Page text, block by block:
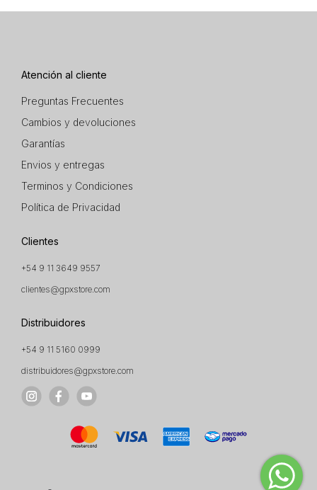
Atención al cliente
Preguntas Frecuentes
Cambios y devoluciones
Garantías
Envios y entregas
Terminos y Condiciones
Política de Privacidad
Clientes
+54 9 11 3649 9557
clientes@gpxstore.com
Distribuidores
+54 9 11 5160 0999
distribuidores@gpxstore.com